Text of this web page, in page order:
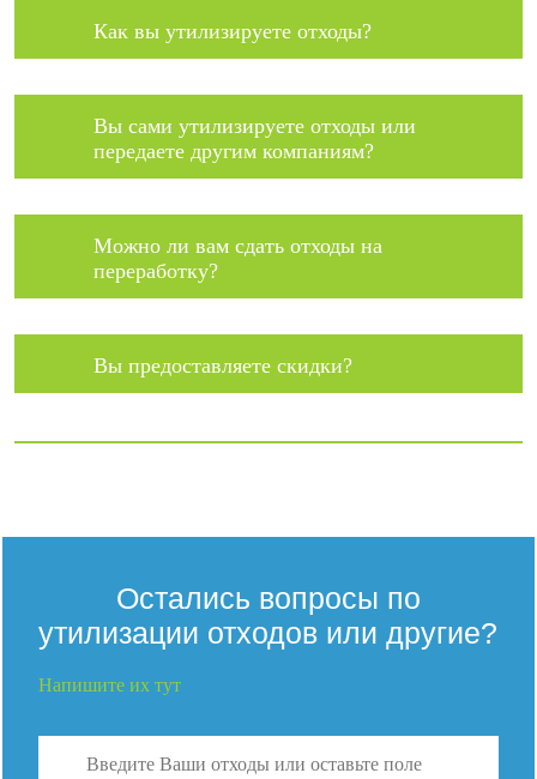
Как вы утилизируете отходы?
Вы сами утилизируете отходы или
передаете другим компаниям?
Можно ли вам сдать отходы на
переработку?
Вы предоставляете скидки?
Остались вопросы по
утилизации отходов или другие?
Напишите их тут